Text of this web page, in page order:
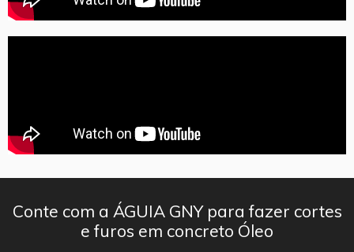
Conte com a ÁGUIA GNY para fazer cortes
e furos em concreto Óleo